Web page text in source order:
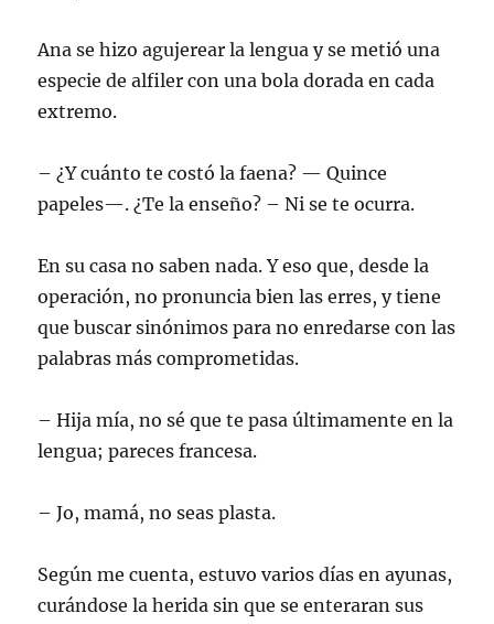
Ana se hizo agujerear la lengua y se metió una
especie de alfiler con una bola dorada en cada
extremo.
– ¿Y cuánto te costó la faena? — Quince
papeles—. ¿Te la enseño? – Ni se te ocurra.
En su casa no saben nada. Y eso que, desde la
operación, no pronuncia bien las erres, y tiene
que buscar sinónimos para no enredarse con las
palabras más comprometidas.
– Hija mía, no sé que te pasa últimamente en la
lengua; pareces francesa.
– Jo, mamá, no seas plasta.
Según me cuenta, estuvo varios días en ayunas,
curándose la herida sin que se enteraran sus